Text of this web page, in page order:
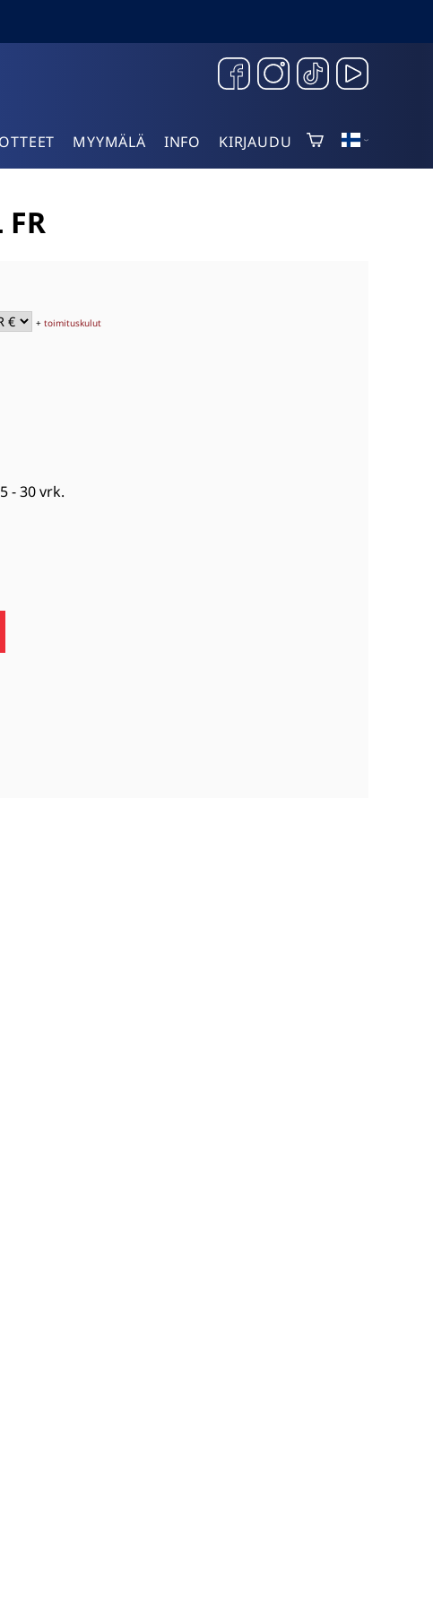
MYYMÄLÄ INFO KIRJAUDU
FR
+toimituskulut
5 - 30 vrk.